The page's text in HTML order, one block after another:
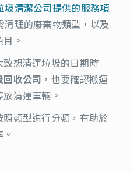
圾清潔公司提供的服務項
清理的廢棄物類型，以及
。
想清運垃圾的日期時
收公司 ，也要確認搬運
清運車輛。
類型進行分類，有助於